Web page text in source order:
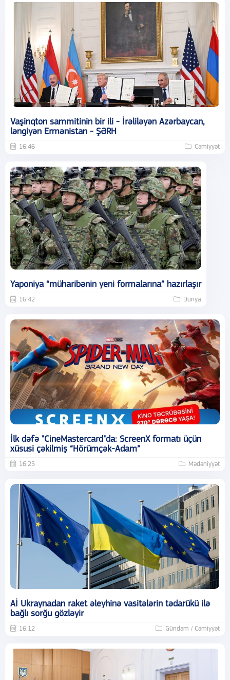
Vaşinqton sammitinin bir ili - İrəliləyən Azərbaycan,
ləngiyən Ermənistan - ŞƏRH
16:46 Cəmiyyət
Yaponiya “müharibənin yeni formalarına” hazırlaşır
16:42 Dünya
İlk dəfə "CineMastercard"da: ScreenX formatı üçün
xüsusi çəkilmiş “Hörümçək-Adam”
16:25 Mədəniyyət
Aİ Ukraynadan raket əleyhinə vasitələrin tədarükü ilə
bağlı sorğu gözləyir
16:12 Gündəm / Cəmiyyət